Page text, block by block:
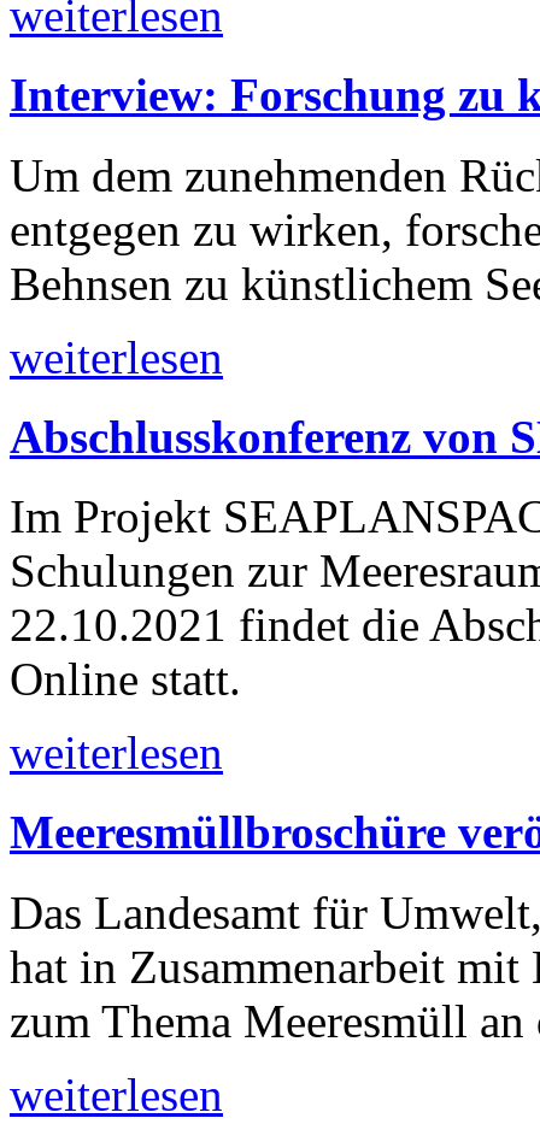
weiterlesen
Interview: Forschung zu
Um dem zunehmenden
entgegen zu wirken,
Behnsen zu künstlichem
weiterlesen
Abschlusskonferenz von
Im Projekt
Schulungen zur
22.10.2021 findet die
Online statt.
weiterlesen
Meeresmüllbroschüre
Das Landesamt für
hat in Zusammenarbeit
zum Thema Meeresmüll
weiterlesen